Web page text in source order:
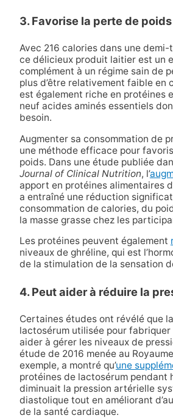
3. Favorise la perte de poids
Avec 216 calories dans une
ce délicieux produit laitier est un
complément à un régime sain de
plus d’être relativement faible en
est également riche en protéines
neuf acides aminés essentiels
besoin.
Augmenter sa consommation de
une méthode efficace pour
poids. Dans une étude publiée
Journal of Clinical Nutrition, l’
apport en protéines alimentaires
a entraîné une réduction
consommation de calories, du
la masse grasse chez les
Les protéines peuvent également
niveaux de ghréline, qui est
de la stimulation de la sensation
4. Peut aider à réduire la
Certaines études ont révélé que
lactosérum utilisée pour
aider à gérer les niveaux de
étude de 2016 menée au
exemple, a montré qu’une
protéines de lactosérum pendant
diminuait la pression artérielle
diastolique tout en améliorant
de la santé cardiaque.